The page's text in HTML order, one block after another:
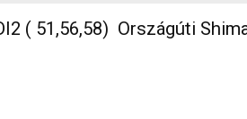
( 51,56,58) Országúti